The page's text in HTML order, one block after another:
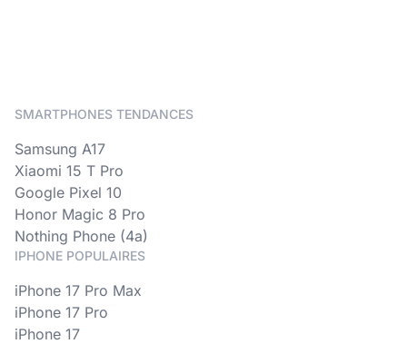
SMARTPHONES TENDANCES
Samsung A17
Xiaomi 15 T Pro
Google Pixel 10
Honor Magic 8 Pro
Nothing Phone (4a)
IPHONE POPULAIRES
iPhone 17 Pro Max
iPhone 17 Pro
iPhone 17